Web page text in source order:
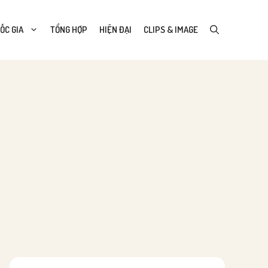
GIA TỔNG HỢP HIỆN ĐẠI CLIPS & IMAGE